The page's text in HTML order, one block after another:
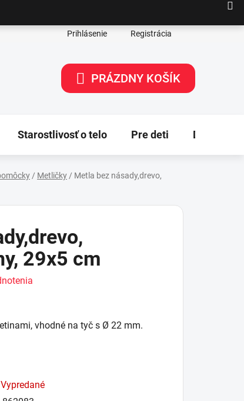
Prihlásenie Registrácia
NÁKUPNÝ
PRÁZDNY KOŠÍK
Starostlivosť o telo Pre deti Dekorácie
/ Metličky / Metla bez násady,drevo,
29x5 cm
vhodné na tyč s Ø 22 mm.
Vypredané